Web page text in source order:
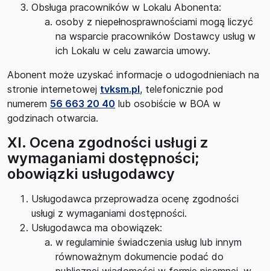
Obsługa pracowników w Lokalu Abonenta:
osoby z niepełnosprawnościami mogą liczyć
na wsparcie pracowników Dostawcy usług w
ich Lokalu w celu zawarcia umowy.
Abonent może uzyskać informacje o udogodnieniach na
stronie internetowej tvksm.pl, telefonicznie pod
numerem 56 663 20 40 lub osobiście w BOA w
godzinach otwarcia.
XI. Ocena zgodności usługi z
wymaganiami dostępności;
obowiązki usługodawcy
Usługodawca przeprowadza ocenę zgodności
usługi z wymaganiami dostępności.
Usługodawca ma obowiązek:
w regulaminie świadczenia usług lub innym
równoważnym dokumencie podać do